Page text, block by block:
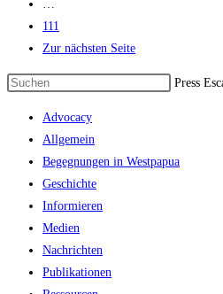
111
Zur nächsten Seite
Press
Advocacy
Allgemein
Begegnungen in Westpapua
Geschichte
Informieren
Medien
Nachrichten
Publikationen